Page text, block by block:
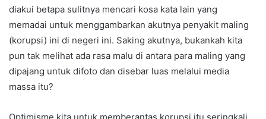
diakui betapa sulitnya mencari kosa kata lain yang
memadai untuk menggambarkan akutnya penyakit maling
(korupsi) ini di negeri ini. Saking akutnya, bukankah kita
pun tak melihat ada rasa malu di antara para maling yang
dipajang untuk difoto dan disebar luas melalui media
massa itu?